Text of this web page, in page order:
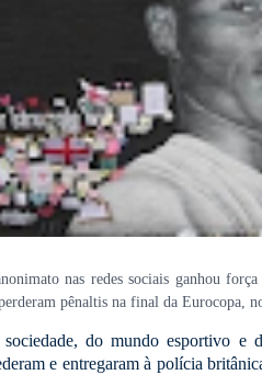
nas redes sociais ganhou
pênaltis na final da Eurocopa,
do mundo esportivo e
e entregaram à polícia